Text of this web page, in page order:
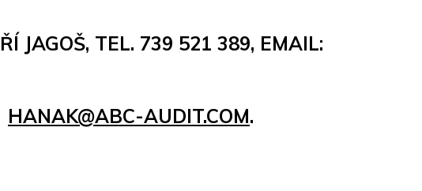
JAGOŠ, TEL. 739 521 389, EMAIL:
HANAK@ABC-AUDIT.COM.